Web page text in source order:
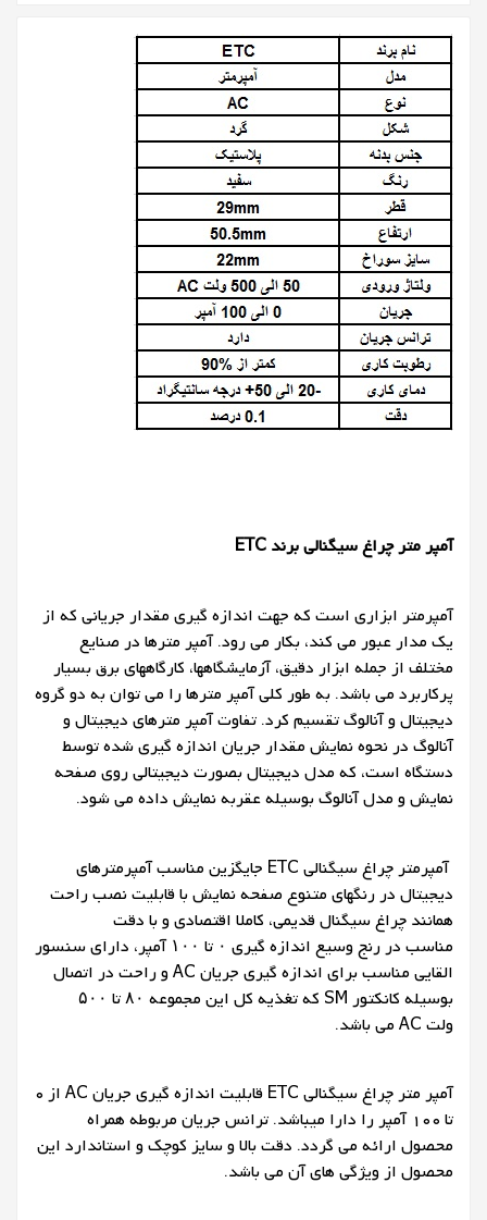
آمپر متر چراغ سیگنالی برند ETC
آمپرمتر ابزاری است که جهت اندازه گیری مقدار جریانی که از
یک مدار عبور می کند، بکار می رود. آمپر مترها در صنایع
مختلف از جمله ابزار دقیق، آزمایشگاهها، کارگاههای برق بسیار
پرکاربرد می باشد. به طور کلی آمپر مترها را می توان به دو گروه
دیجیتال و آنالوگ تقسیم کرد. تفاوت آمپر مترهای دیجیتال و
آنالوگ در نحوه نمایش مقدار جریان اندازه گیری شده توسط
دستگاه است، که مدل دیجیتال بصورت دیجیتالی روی صفحه
نمایش و مدل آنالوگ بوسیله عقربه نمایش داده می شود.
آمپرمتر چراغ سیگنالی ETC جایگزین مناسب آمپرمترهای
دیجیتال در رنگهای متنوع صفحه نمایش با قابلیت نصب راحت
همانند چراغ سیگنال قدیمی، کاملا اقتصادی و با دقت
مناسب در رنج وسیع اندازه گیری ۰ تا ۱۰۰ آمپر، دارای سنسور
القایی مناسب برای اندازه گیری جریان ACو راحت در اتصال
بوسیله کانکتور SM
که تغذیه کل این مجموعه ۸۰ تا ۵۰۰
ولت AC می باشد.
آمپر متر چراغ سیگنالی ETC قابلیت اندازه گیری جریان AC از 0
تا 100 آمپر را دارا میباشد. ترانس جریان مربوطه همراه
محصول ارائه می گردد. دقت بالا و سایز کوچک و استاندارد این
محصول از ویژگی های آن می باشد.